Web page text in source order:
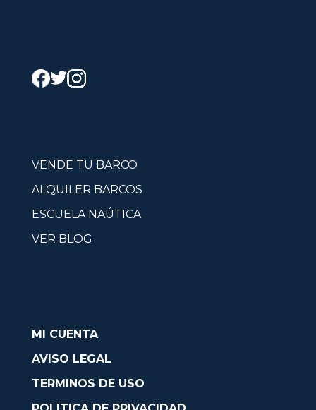
VENDE TU BARCO
ALQUILER BARCOS
ESCUELA NAÚTICA
VER BLOG
MI CUENTA
AVISO LEGAL
TERMINOS DE USO